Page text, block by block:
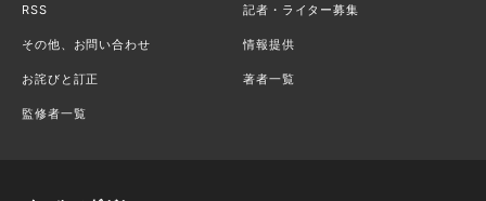
RSS 記者・ライター募集
その他、お問い合わせ 情報提供
お詫びと訂正 著者一覧
監修者一覧